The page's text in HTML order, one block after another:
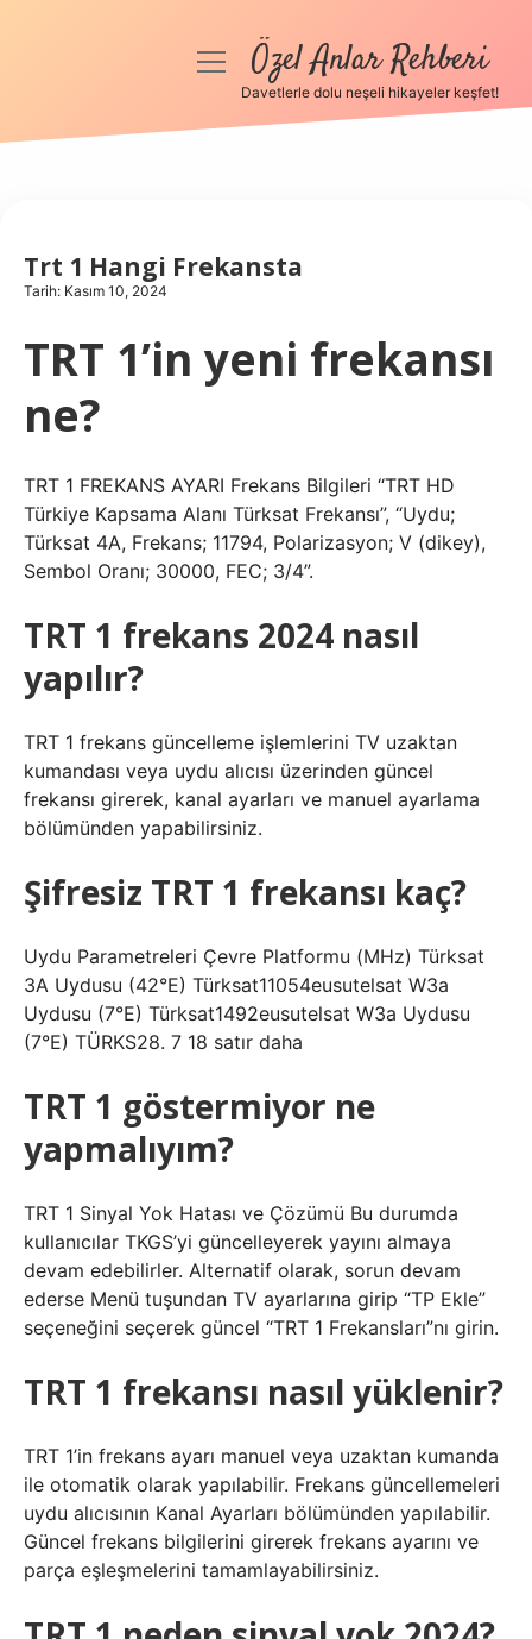
Anasayfa
Hakkımızda
menüyüÖzel Anlar Rehberi
Davetlerle dolu neşeli hikayeler keşfet!
Trt 1 Hangi Frekansta
Tarih: Kasım 10, 2024
TRT 1’in yeni frekansı
ne?
TRT 1 FREKANS AYARI Frekans Bilgileri “TRT HD
Türkiye Kapsama Alanı Türksat Frekansı”, “Uydu;
Türksat 4A, Frekans; 11794, Polarizasyon; V (dikey),
Sembol Oranı; 30000, FEC; 3/4”.
TRT 1 frekans 2024 nasıl
yapılır?
TRT 1 frekans güncelleme işlemlerini TV uzaktan
kumandası veya uydu alıcısı üzerinden güncel
frekansı girerek, kanal ayarları ve manuel ayarlama
bölümünden yapabilirsiniz.
Şifresiz TRT 1 frekansı kaç?
Uydu Parametreleri Çevre Platformu (MHz) Türksat
3A Uydusu (42°E) Türksat11054eusutelsat W3a
Uydusu (7°E) Türksat1492eusutelsat W3a Uydusu
(7°E) TÜRKS28. 7 18 satır daha
TRT 1 göstermiyor ne
yapmalıyım?
TRT 1 Sinyal Yok Hatası ve Çözümü Bu durumda
kullanıcılar TKGS’yi güncelleyerek yayını almaya
devam edebilirler. Alternatif olarak, sorun devam
ederse Menü tuşundan TV ayarlarına girip “TP Ekle”
seçeneğini seçerek güncel “TRT 1 Frekansları”nı girin.
TRT 1 frekansı nasıl yüklenir?
TRT 1’in frekans ayarı manuel veya uzaktan kumanda
ile otomatik olarak yapılabilir. Frekans güncellemeleri
uydu alıcısının Kanal Ayarları bölümünden yapılabilir.
Güncel frekans bilgilerini girerek frekans ayarını ve
parça eşleşmelerini tamamlayabilirsiniz.